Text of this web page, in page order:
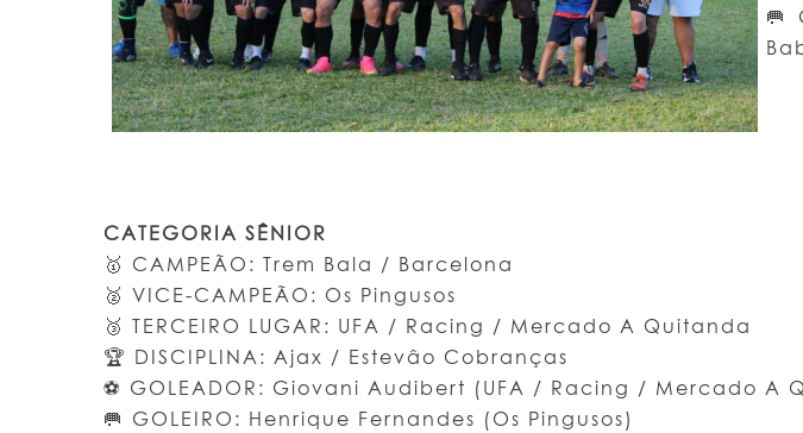
🥅
CATEGORIA SÊNIOR
🥇 CAMPEÃO: Trem Bala / Barcelona
🥈 VICE-CAMPEÃO: Os Pingusos
🥉 TERCEIRO LUGAR: UFA / Racing / Mercado A Quitanda
🏆 DISCIPLINA: Ajax / Estevâo Cobranças
⚽ GOLEADOR: Giovani Audibert (UFA / Racing / Mercado A
🥅 GOLEIRO: Henrique Fernandes (Os Pingusos)